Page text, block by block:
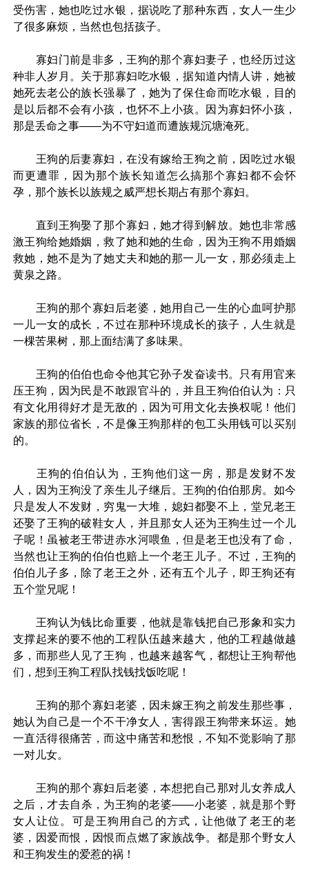
受伤害，她也吃过水银，据说吃了那种东西，女人一生少
了很多麻烦，当然也包括孩子。
寡妇门前是非多，王狗的那个寡妇妻子，也经历过这
种非人岁月。关于那寡妇吃水银，据知道内情人讲，她被
她死去老公的族长强暴了，她为了保住命而吃水银，目的
是以后都不会有小孩，也怀不上小孩。因为寡妇怀小孩，
那是丢命之事——为不守妇道而遭族规沉塘淹死。
王狗的后妻寡妇，在没有嫁给王狗之前，因吃过水银
而更遭罪，因为那个族长知道怎么搞那个寡妇都不会怀
孕，那个族长以族规之威严想长期占有那个寡妇。
直到王狗娶了那个寡妇，她才得到解放。她也非常感
激王狗给她婚姻，救了她和她的生命，因为王狗不用婚姻
救她，她不是为了她丈夫和她的那一儿一女，那必须走上
黄泉之路。
王狗的那个寡妇后老婆，她用自己一生的心血呵护那
一儿一女的成长，不过在那种环境成长的孩子，人生就是
一棵苦果树，那上面结满了多味果。
王狗的伯伯也命令他其它孙子发奋读书。只有用官来
压王狗，因为民是不敢跟官斗的，并且王狗伯伯认为：只
有文化用得好才是无敌的，因为可用文化去换权呢！他们
家族的那位省长，不是像王狗那样的包工头用钱可以买别
的。
王狗的伯伯认为，王狗他们这一房，那是发财不发
人，因为王狗没了亲生儿子继后。王狗的伯伯那房。如今
只是发人不发财，穷鬼一大堆，媳妇都娶不上，堂兄老王
还娶了王狗的破鞋女人，并且那女人还为王狗生过一个儿
子呢！虽被老王带进赤水河喂鱼，但是老王也没有了命，
当然也让王狗的伯伯也赔上一个老王儿子。不过，王狗的
伯伯儿子多，除了老王之外，还有五个儿子，即王狗还有
五个堂兄呢！
王狗认为钱比命重要，他就是靠钱把自己形象和实力
支撑起来的要不他的工程队伍越来越大，他的工程越做越
多，而那些人见了王狗，也越来越客气，都想让王狗帮他
们，想到王狗工程队找钱找饭吃呢！
王狗的那个寡妇老婆，因未嫁王狗之前发生那些事，
她认为自己是一个不干净女人，害得跟王狗带来坏运。她
一直活得很痛苦，而这中痛苦和愁恨，不知不觉影响了那
一对儿女。
王狗的那个寡妇后老婆，本想把自己那对儿女养成人
之后，才去自杀，为王狗的老婆——小老婆，就是那个野
女人让位。可是王狗用自己的方式，让他做了老王的老
婆，因爱而恨，因恨而点燃了家族战争。都是那个野女人
和王狗发生的爱惹的祸！